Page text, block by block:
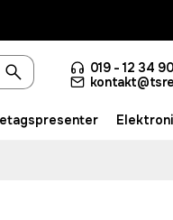
019 - 12 34 90